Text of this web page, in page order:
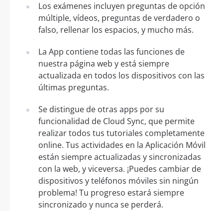
Los exámenes incluyen preguntas de opción
múltiple, vídeos, preguntas de verdadero o
falso, rellenar los espacios, y mucho más.
La App contiene todas las funciones de
nuestra página web y está siempre
actualizada en todos los dispositivos con las
últimas preguntas.
Se distingue de otras apps por su
funcionalidad de Cloud Sync, que permite
realizar todos tus tutoriales completamente
online. Tus actividades en la Aplicación Móvil
están siempre actualizadas y sincronizadas
con la web, y viceversa. ¡Puedes cambiar de
dispositivos y teléfonos móviles sin ningún
problema! Tu progreso estará siempre
sincronizado y nunca se perderá.